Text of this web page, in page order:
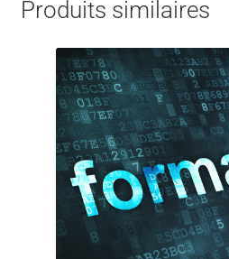
Produits similaires